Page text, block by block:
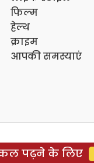
फिल्म
हेल्थ
क्राइम
आपकी समस्याएं
पढ़ने के लिए